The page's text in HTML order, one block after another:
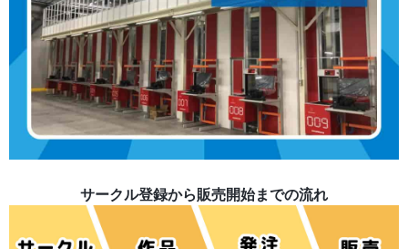
サークル登録から販売開始までの流れ